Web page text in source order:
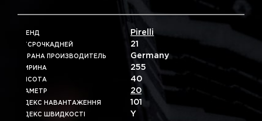
БРЕНД Pirelli
ОТСРОЧКАДНЕЙ 21
СТРАНА ПРОИЗВОДИТЕЛЬ Germany
ШИРИНА 255
ВЫСОТА 40
ДІАМЕТР 20
ІНДЕКС НАВАНТАЖЕННЯ 101
ІНДЕКС ШВИДКОСТІ Y